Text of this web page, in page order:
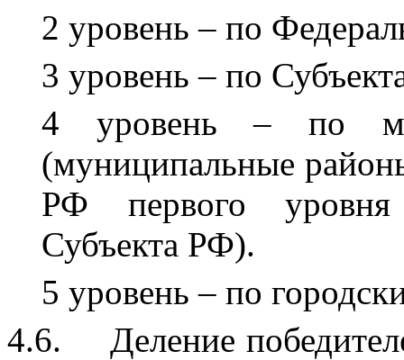
2 уровень – по
3 уровень – по
4 уровень – по
(муниципальные
РФ первого уровня
Субъекта РФ).
5 уровень – по
4.6.
Деление